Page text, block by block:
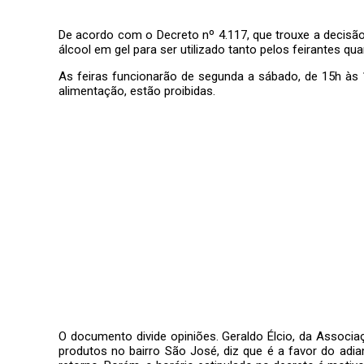
De acordo com o Decreto nº 4.117, que trouxe a
álcool em gel para ser utilizado tanto pelos feirantes
As feiras funcionarão de segunda a sábado, de 15h
alimentação, estão proibidas.
O documento divide opiniões. Geraldo Élcio, da
produtos no bairro São José, diz que é a favor do